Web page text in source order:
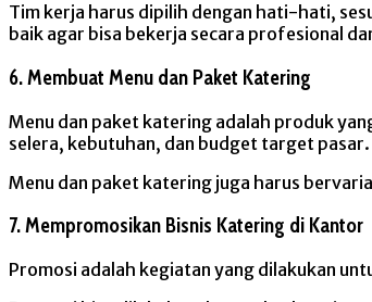
Tim kerja harus dipilih dengan hati-hati,
baik agar bisa bekerja secara profesional
6. Membuat Menu dan Paket Katering
Menu dan paket katering adalah produk
selera, kebutuhan, dan budget target pasar.
Menu dan paket katering juga harus
7. Mempromosikan Bisnis Katering di Kantor
Promosi adalah kegiatan yang dilakukan